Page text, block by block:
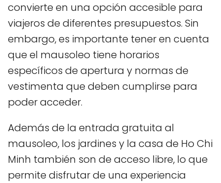
convierte en una opción accesible para
viajeros de diferentes presupuestos. Sin
embargo, es importante tener en cuenta
que el mausoleo tiene horarios
específicos de apertura y normas de
vestimenta que deben cumplirse para
poder acceder.
Además de la entrada gratuita al
mausoleo, los jardines y la casa de Ho Chi
Minh también son de acceso libre, lo que
permite disfrutar de una experiencia